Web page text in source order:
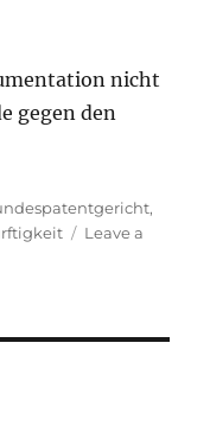
nicht
gegen den
,
Leave a